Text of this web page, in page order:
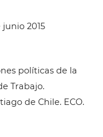
2015
políticas de la
Trabajo.
de Chile. ECO.